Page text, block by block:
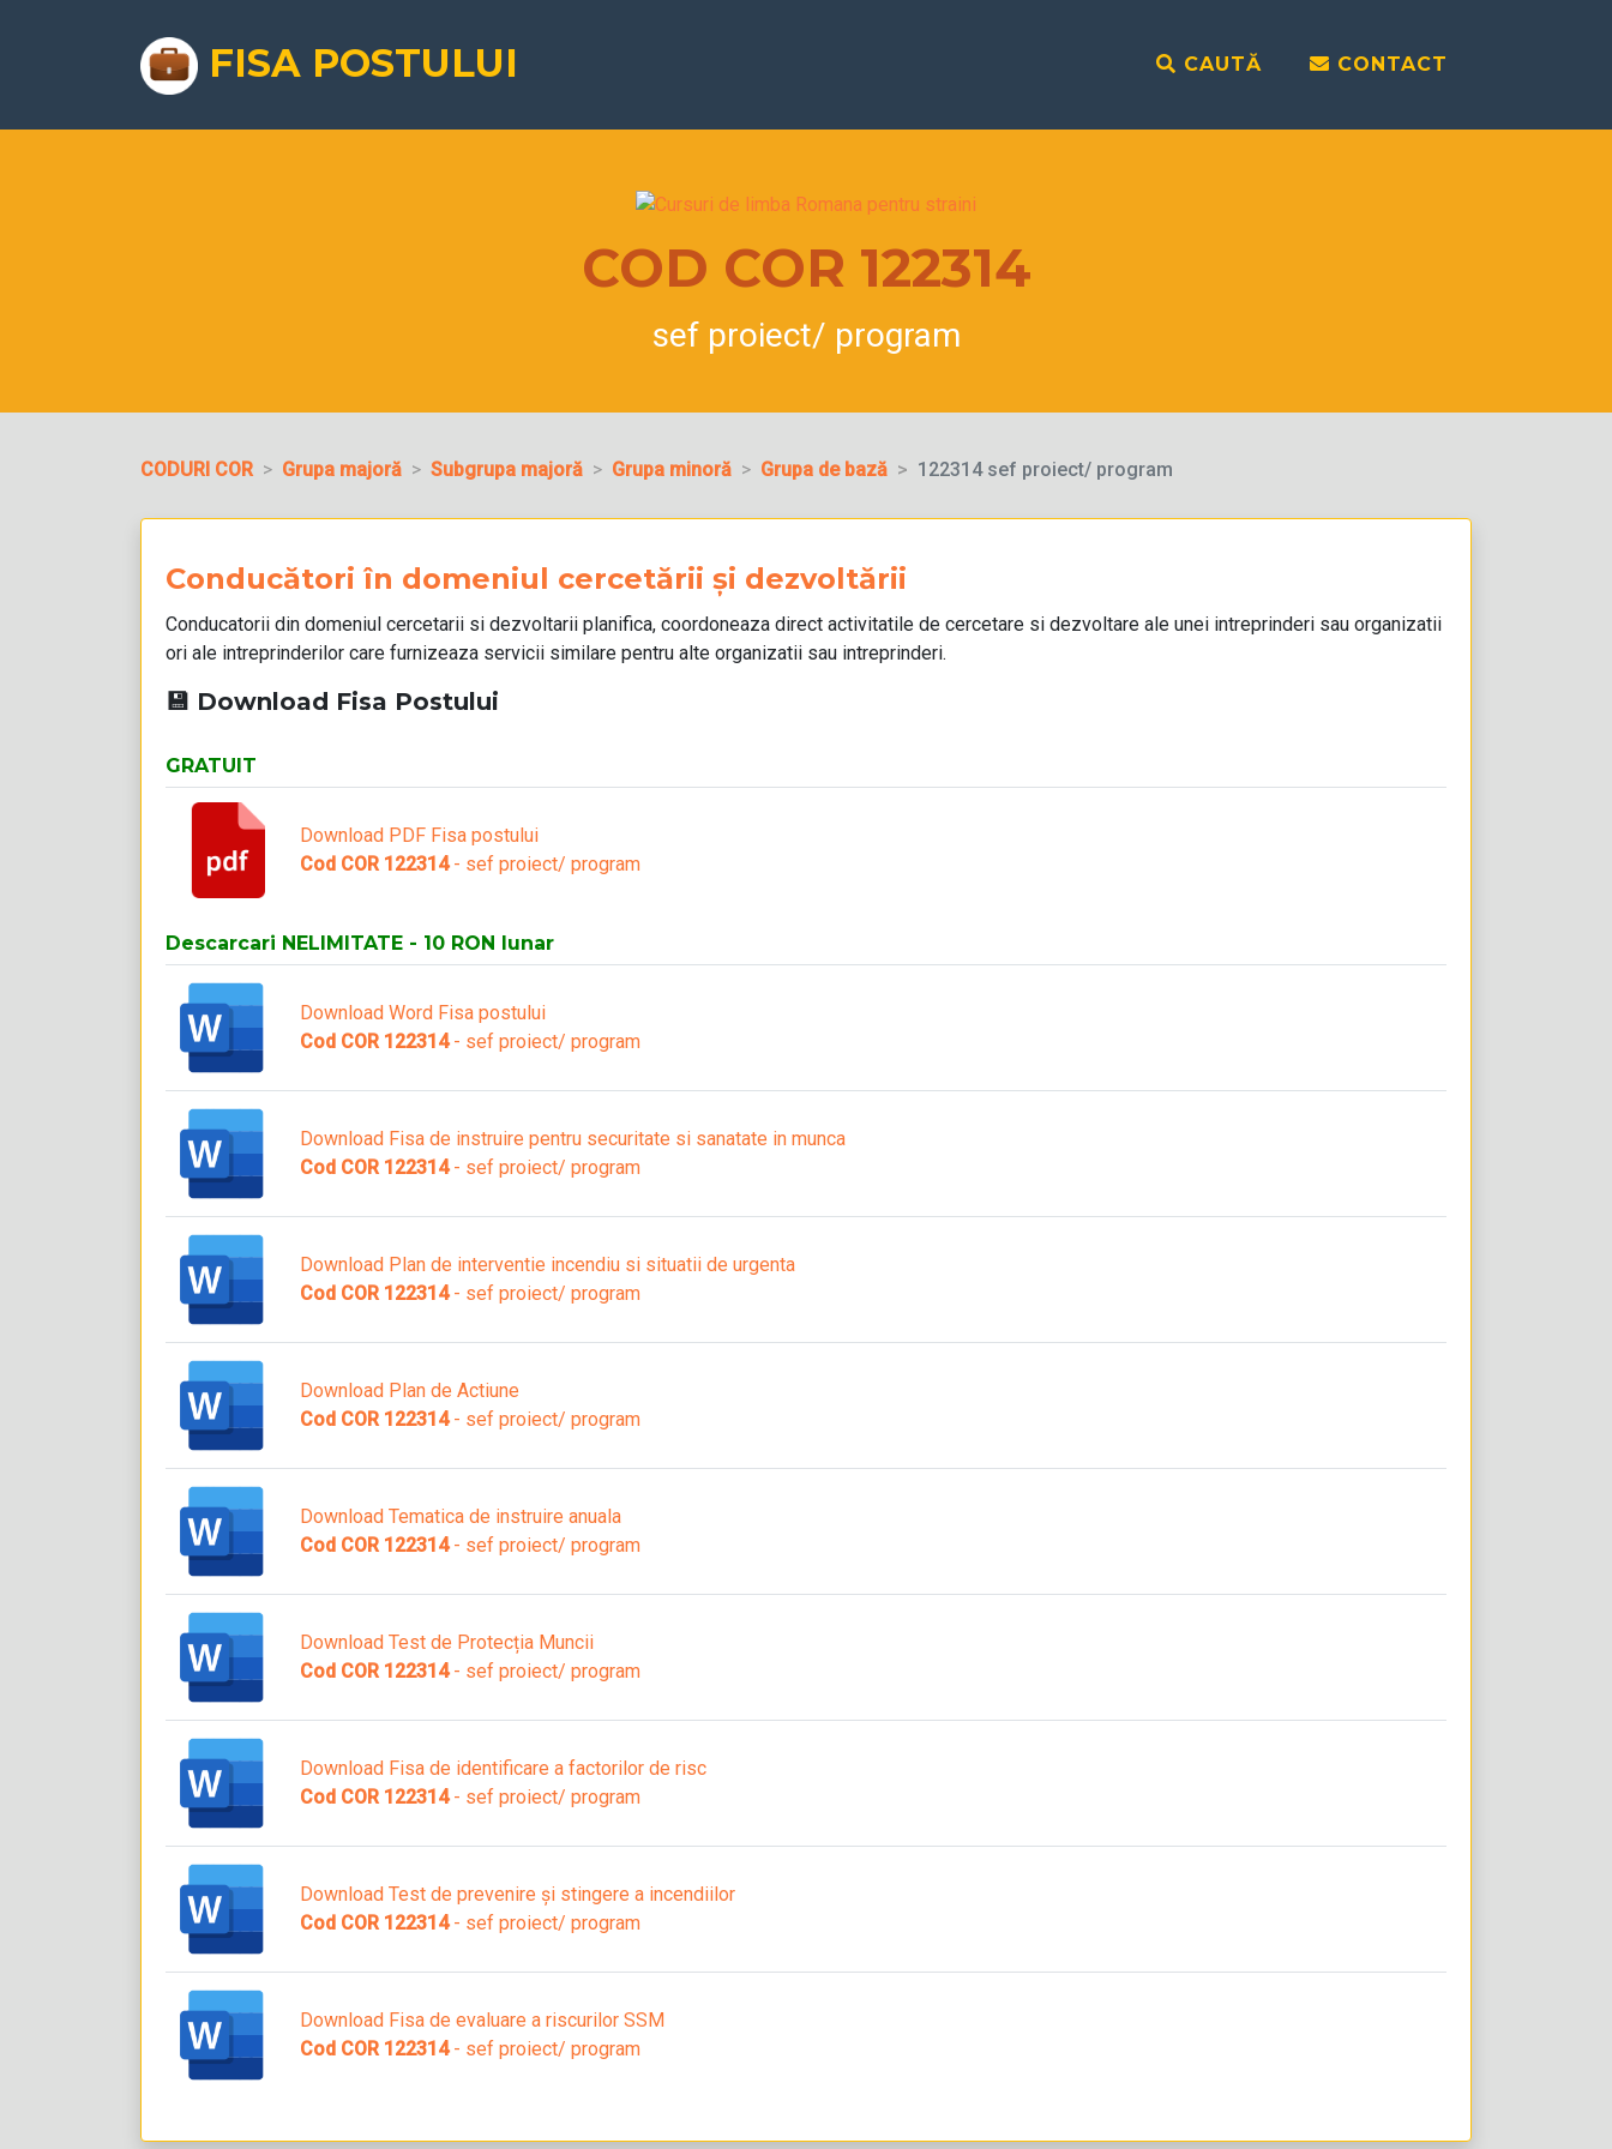
FISA POSTULUI CAUTĂ CONTACT
COD COR 122314
sef proiect/ program
CODURI COR Grupa majoră Subgrupa majoră Grupa minoră Grupa de bază 122314 sef proiect/ program
Conducători în domeniul cercetării și dezvoltării
Conducatorii din domeniul cercetarii si dezvoltarii planifica, coordoneaza direct activitatile de cercetare si dezvoltare ale unei intreprinderi sau organizatii
ori ale intreprinderilor care furnizeaza servicii similare pentru alte organizatii sau intreprinderi.
💾 Download Fisa Postului
GRATUIT
Download PDF Fisa postului
Cod COR 122314- sef proiect/ program
Descarcari NELIMITATE - 10 RON lunar
Download Word Fisa postului
Cod COR 122314- sef proiect/ program
Download Fisa de instruire pentru securitate si sanatate in munca
Cod COR 122314- sef proiect/ program
Download Plan de interventie incendiu si situatii de urgenta
Cod COR 122314- sef proiect/ program
Download Plan de Actiune
Cod COR 122314- sef proiect/ program
Download Tematica de instruire anuala
Cod COR 122314- sef proiect/ program
Download Test de Protecția Muncii
Cod COR 122314- sef proiect/ program
Download Fisa de identificare a factorilor de risc
Cod COR 122314- sef proiect/ program
Download Test de prevenire și stingere a incendiilor
Cod COR 122314- sef proiect/ program
Download Fisa de evaluare a riscurilor SSM
Cod COR 122314- sef proiect/ program